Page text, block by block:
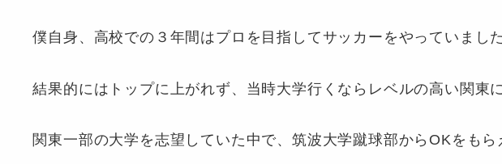
僕自身、高校での３年間はプロを目指してサッカーをやっていました
結果的にはトップに上がれず、当時大学行くならレベルの高い関東
関東一部の大学を志望していた中で、筑波大学蹴球部からOKをも